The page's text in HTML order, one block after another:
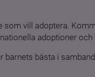
vill adoptera.
adoptioner och
bästa i